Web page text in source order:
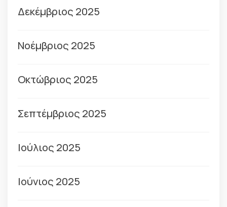
Δεκέμβριος 2025
Νοέμβριος 2025
Οκτώβριος 2025
Σεπτέμβριος 2025
Ιούλιος 2025
Ιούνιος 2025